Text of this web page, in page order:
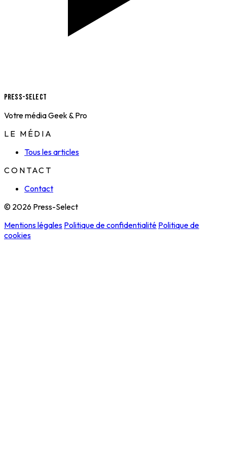
Press-Select
Votre média Geek & Pro
LE MÉDIA
Tous les articles
CONTACT
Contact
© 2026 Press-Select
Mentions légales Politique de confidentialité Politique de
cookies